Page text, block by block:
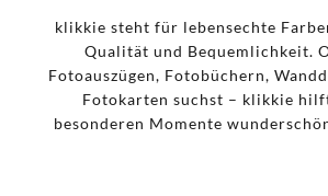
klikkie steht für lebensechte
Qualität und Bequemlichkeit.
Fotoauszügen, Fotobüchern,
Fotokarten suchst – klikkie
besonderen Momente